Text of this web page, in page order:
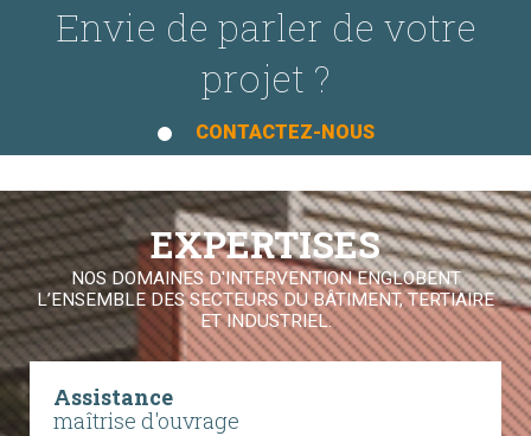
Envie de parler de votre
projet ?
CONTACTEZ-NOUS
EXPERTISES
NOS DOMAINES D'INTERVENTION ENGLOBENT
L’ENSEMBLE DES SECTEURS DU BÂTIMENT, TERTIAIRE
ET INDUSTRIEL.
Assistance
maîtrise d'ouvrage